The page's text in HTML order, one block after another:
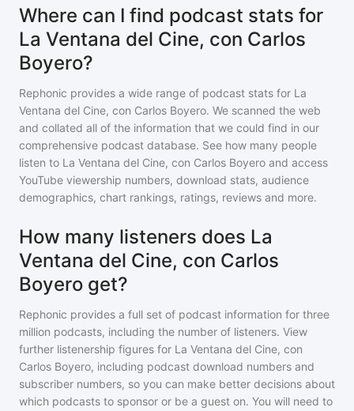
Where can I find podcast stats for
La Ventana del Cine, con Carlos
Boyero?
Rephonic provides a wide range of podcast stats for La
Ventana del Cine, con Carlos Boyero. We scanned the web
and collated all of the information that we could find in our
comprehensive podcast database. See how many people
listen to La Ventana del Cine, con Carlos Boyero and access
YouTube viewership numbers, download stats, audience
demographics, chart rankings, ratings, reviews and more.
How many listeners does La
Ventana del Cine, con Carlos
Boyero get?
Rephonic provides a full set of podcast information for three
million podcasts, including the number of listeners. View
further listenership figures for La Ventana del Cine, con
Carlos Boyero, including podcast download numbers and
subscriber numbers, so you can make better decisions about
which podcasts to sponsor or be a guest on. You will need to